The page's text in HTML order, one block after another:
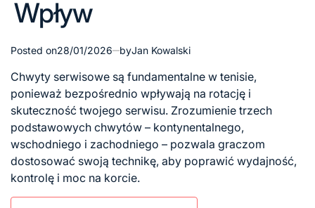
Wpływ
Posted on28/01/2026 byJan Kowalski
Chwyty serwisowe są fundamentalne w tenisie,
ponieważ bezpośrednio wpływają na rotację i
skuteczność twojego serwisu. Zrozumienie trzech
podstawowych chwytów – kontynentalnego,
wschodniego i zachodniego – pozwala graczom
dostosować swoją technikę, aby poprawić wydajność,
kontrolę i moc na korcie.